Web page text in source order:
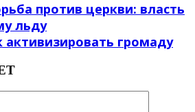
против церкви: власть
льду
активизировать громаду